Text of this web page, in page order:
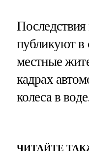
публикуют в
местные
кадрах
колеса в
ЧИТАЙТЕ